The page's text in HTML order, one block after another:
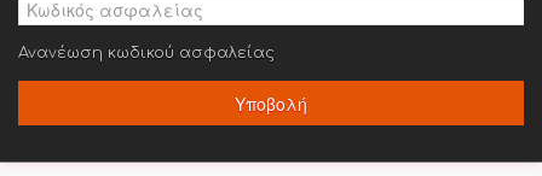
Ανανέωση κωδικού ασφαλείας
Υποβολή